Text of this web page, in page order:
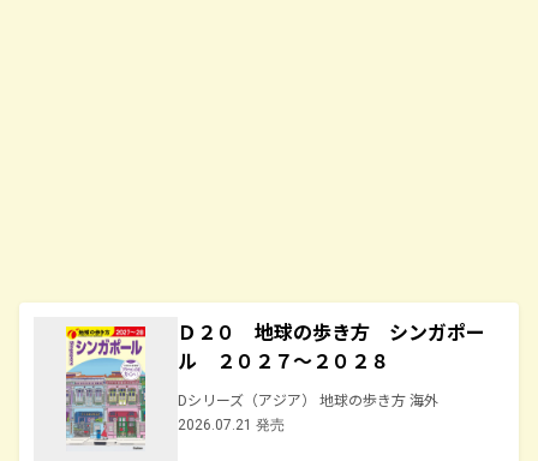
Ｄ２０ 地球の歩き方 シンガポー
ル ２０２７～２０２８
Dシリーズ（アジア） 地球の歩き方 海外
2026.07.21 発売